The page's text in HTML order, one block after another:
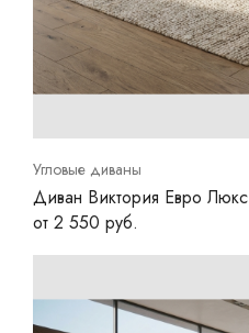
Угловые диваны
Диван Виктория Евро Люкс
от 2 550 руб.